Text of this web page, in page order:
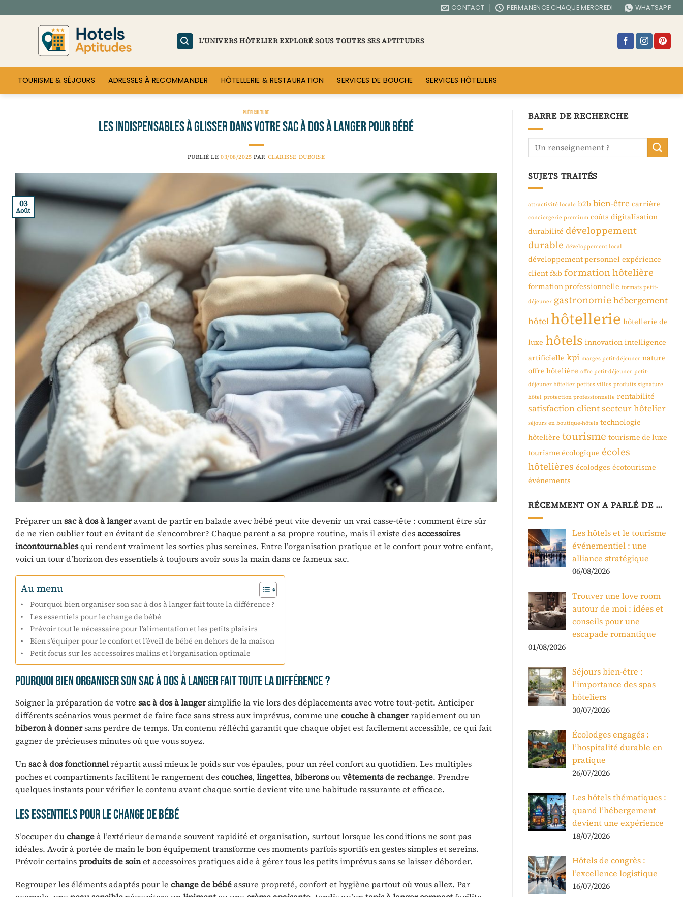
au
CONTACT PERMANENCE CHAQUE MERCREDI WHATSAPP
L’UNIVERS HÔTELIER EXPLORÉ SOUS TOUTES SES APTITUDES
TOURISME & SÉJOURS ADRESSES À RECOMMANDER HÔTELLERIE & RESTAURATION SERVICES DE BOUCHE SERVICES HÔTELIERS
PUÉRICULTURE
Les indispensables à glisser dans votre sac à dos à langer pour bébé
PUBLIÉ LE03/08/2025 PAR CLARISSE DUBOISE
03
Août
Préparer unsac à dos à langeravant de partir en balade avec bébé peut vite devenir un vrai casse-tête : comment être sûr
de ne rien oublier tout en évitant de s’encombrer ? Chaque parent a sa propre routine, mais il existe desaccessoires
incontournablesqui rendent vraiment les sorties plus sereines. Entre l’organisation pratique et le confort pour votre enfant,
voici un tour d’horizon des essentiels à toujours avoir sous la main dans ce fameux sac.
Au menu
Pourquoi bien organiser son sac à dos à langer fait toute la différence ?
Les essentiels pour le change de bébé
Prévoir tout le nécessaire pour l’alimentation et les petits plaisirs
Bien s’équiper pour le confort et l’éveil de bébé en dehors de la maison
Petit focus sur les accessoires malins et l’organisation optimale
Pourquoi bien organiser son sac à dos à langer fait toute la différence ?
Soigner la préparation de votre sac à dos à langersimplifie la vie lors des déplacements avec votre tout-petit. Anticiper
différents scénarios vous permet de faire face sans stress aux imprévus, comme une couche à changerrapidement ou un
biberon à donnersans perdre de temps. Un contenu réfléchi garantit que chaque objet est facilement accessible, ce qui fait
gagner de précieuses minutes où que vous soyez.
Unsac à dos fonctionnelrépartit aussi mieux le poids sur vos épaules, pour un réel confort au quotidien. Les multiples
poches et compartiments facilitent le rangement descouches, lingettes, biberonsouvêtements de rechange. Prendre
quelques instants pour vérifier le contenu avant chaque sortie devient vite une habitude rassurante et efficace.
Les essentiels pour le change de bébé
S’occuper duchangeà l’extérieur demande souvent rapidité et organisation, surtout lorsque les conditions ne sont pas
idéales. Avoir à portée de main le bon équipement transforme ces moments parfois sportifs en gestes simples et sereins.
Prévoir certainsproduits de soinet accessoires pratiques aide à gérer tous les petits imprévus sans se laisser déborder.
Regrouper les éléments adaptés pour le change de bébéassure propreté, confort et hygiène partout où vous allez. Par
BARRE DE RECHERCHE
SUJETS TRAITÉS
attractivité locale b2b bien-être carrière
conciergerie premium coûts digitalisation
durabilité développement
durable développement local
développement personnel expérience
client f&b formation hôtelière
formation professionnelle formats petit-
déjeuner gastronomie hébergement
hôtel hôtellerie hôtellerie de
luxe hôtels innovation intelligence
artificielle kpi marges petit-déjeuner nature
offre hôtelière offre petit-déjeuner petit-
déjeuner hôtelier petites villes produits signature
hôtel protection professionnelle rentabilité
satisfaction clientsecteur hôtelier
séjours en boutique-hôtels technologie
hôtelière tourisme tourisme de luxe
tourisme écologique écoles
hôtelières écolodges écotourisme
événements
RÉCEMMENT ON A PARLÉ DE …
Les hôtels et le tourisme
événementiel : une
alliance stratégique
06/08/2026
Trouver une love room
autour de moi : idées et
conseils pour une
escapade romantique
01/08/2026
Séjours bien-être :
l’importance des spas
hôteliers
30/07/2026
Écolodges engagés :
l’hospitalité durable en
pratique
26/07/2026
Les hôtels thématiques :
quand l’hébergement
devient une expérience
18/07/2026
Hôtels de congrès :
l’excellence logistique
16/07/2026